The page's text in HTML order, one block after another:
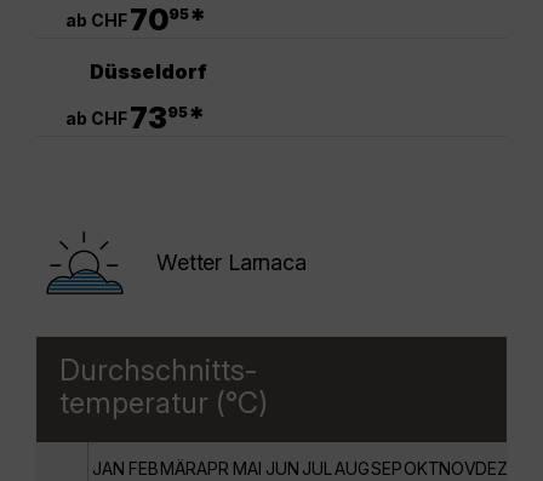
ab CHF7095*
Düsseldorf
ab CHF7395*
Wetter Larnaca
Durchschnitts-
temperatur (°C)
JAN FEBMÄRAPR MAI JUN JUL AUGSEPOKTNOVDEZ